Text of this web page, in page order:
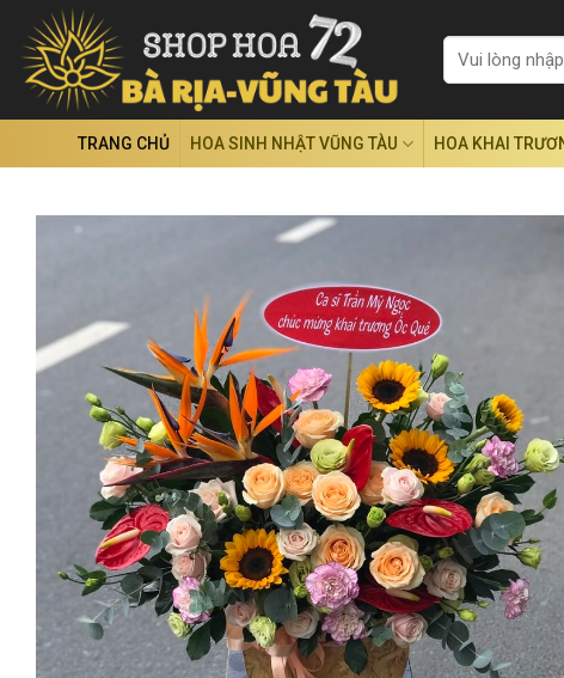
content
Tìm
kiếm:
TRANG CHỦ HOA SINH NHẬT VŨNG TÀU HOA KHAI